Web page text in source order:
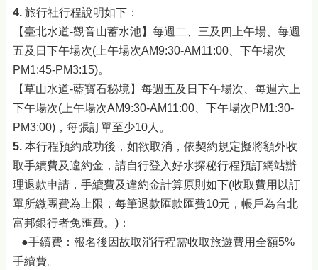
4. 旅行社行程說明如下：
【臺北水道-觀音山蓄水池】每週二、三及四上午場、每週
五及日下午場次(上午場次AM9:30-AM11:00、下午場次
PM1:45-PM3:15)。
【草山水道-藍寶石秘境】每週五及日下午場次、每週六上
下午場次(上午場次AM9:30-AM11:00、下午場次PM1:30-
PM3:00)，每張訂單至少10人。
5. 本行程預約成功後，如欲取消，依契約規定擬將額外收
取手續費及違約金，請自行登入好水探秘行程預訂網站辦
理退款申請，手續費及違約金計算原則如下(收取費用以訂
單所繳團費為上限，每筆退款匯款匯費10元，帳戶為台北
富邦銀行者免匯費。)：
●手續費：報名後因故取消行程需收取旅遊費用全額5%
手續費。